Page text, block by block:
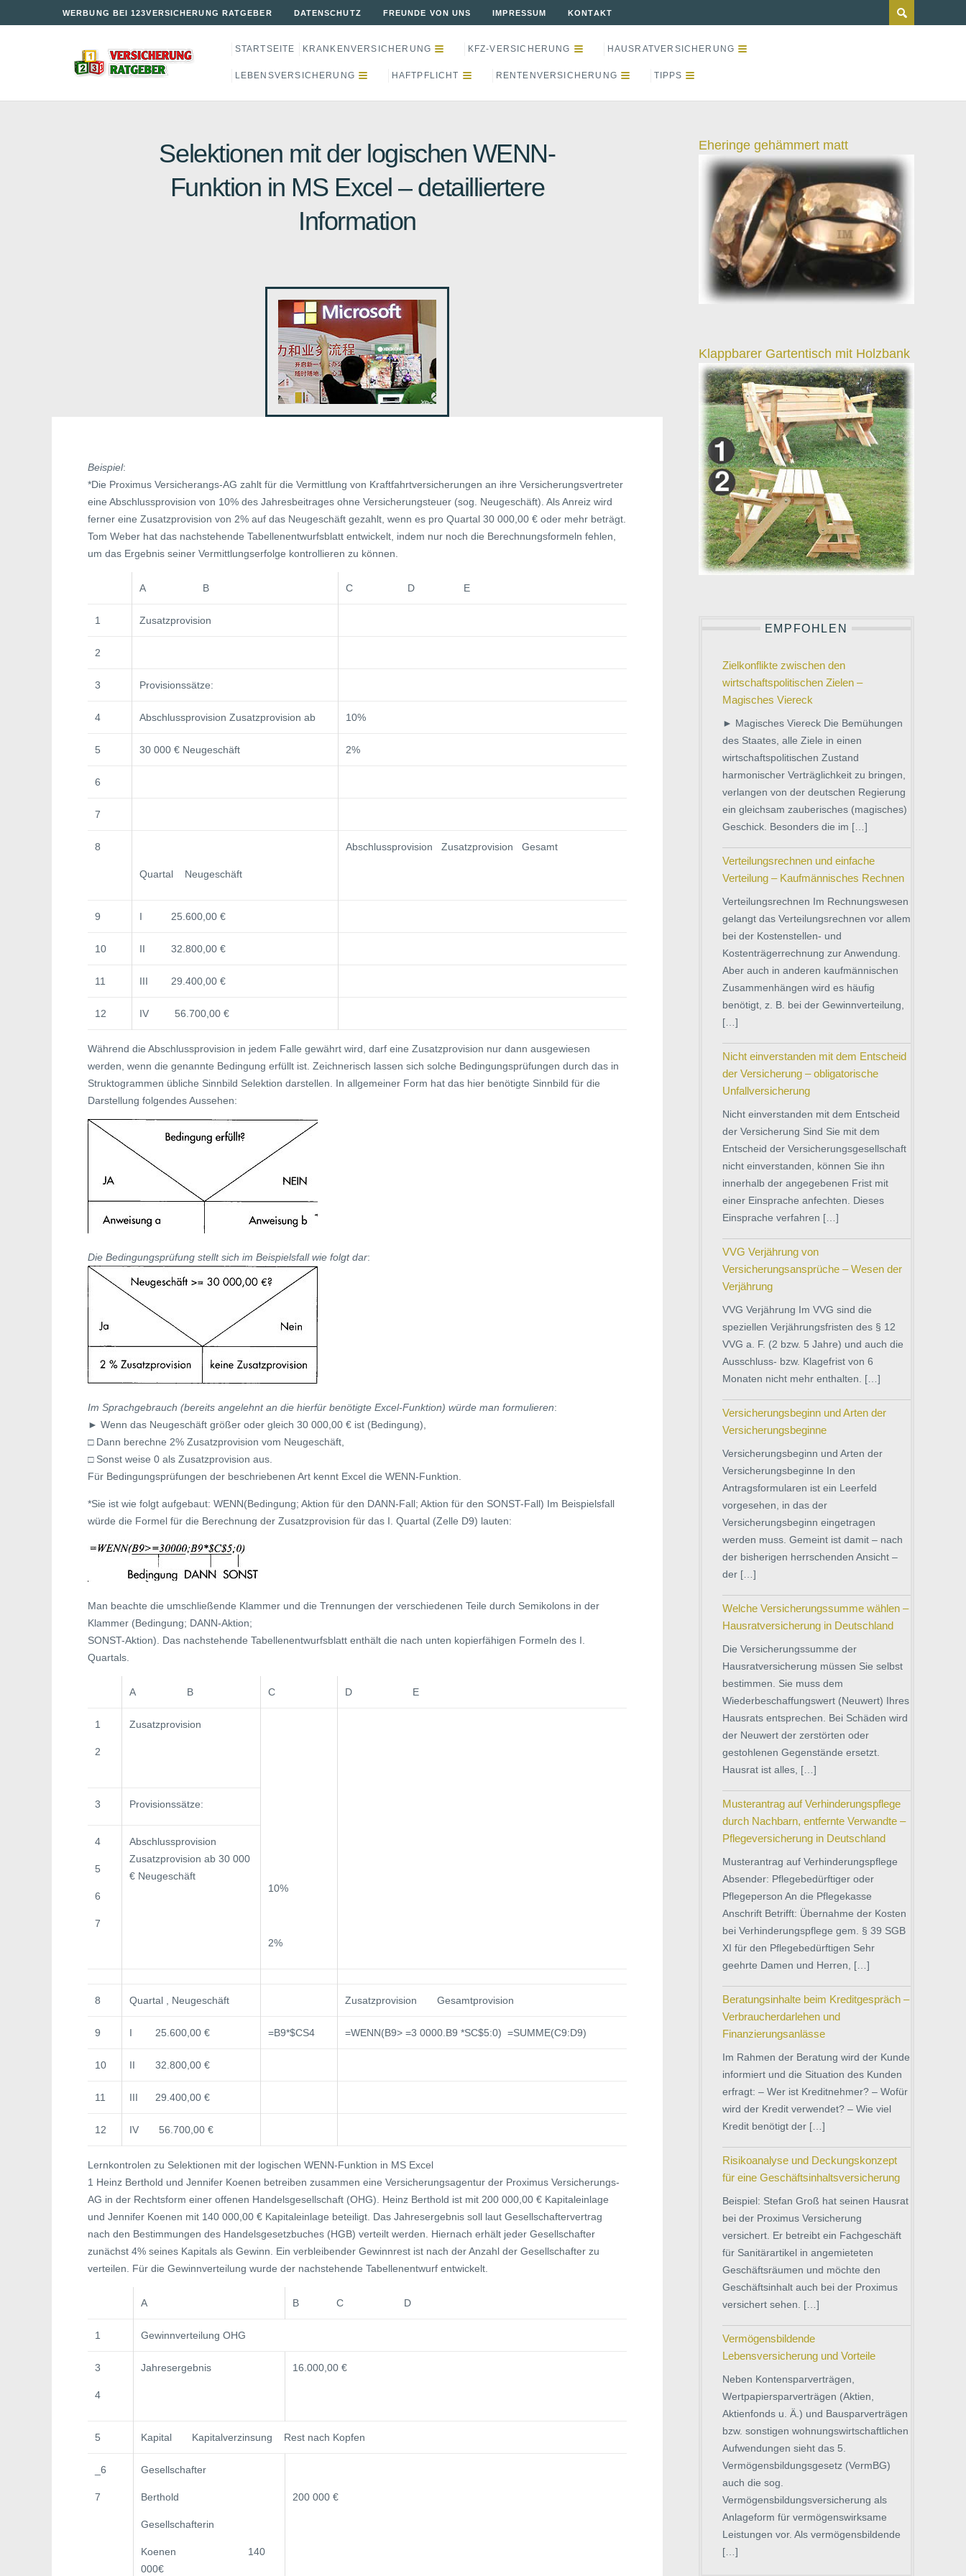
WERBUNG BEI 123VERSICHERUNG RATGEBER DATENSCHUTZ FREUNDE VON UNS IMPRESSUM KONTAKT
STARTSEITE KRANKENVERSICHERUNG KFZ-VERSICHERUNG HAUSRATVERSICHERUNG
LEBENSVERSICHERUNG HAFTPFLICHT RENTENVERSICHERUNG TIPPS
Selektionen mit der logischen WENN-
Funktion in MS Excel – detailliertere
Information
Beispiel:
*Die Proximus Versicherangs-AG zahlt für die Vermittlung von Kraftfahrtversicherungen an ihre Versicherungsvertreter
eine Abschlussprovision von 10% des Jahresbeitrages ohne Versicherungsteuer (sog. Neugeschäft). Als Anreiz wird
ferner eine Zusatzprovision von 2% auf das Neugeschäft gezahlt, wenn es pro Quartal 30 000,00 € oder mehr beträgt.
Tom Weber hat das nachstehende Tabellenentwurfsblatt entwickelt, indem nur noch die Berechnungsformeln fehlen,
um das Ergebnis seiner Vermittlungserfolge kontrollieren zu können.
A B C D E
1 Zusatzprovision
2
3 Provisionssätze:
4 Abschlussprovision Zusatzprovision ab 10%
5 30 000 € Neugeschäft 2%
6
7
8
Quartal Neugeschäft
Abschlussprovision Zusatzprovision Gesamt
9 I 25.600,00 €
10 II 32.800,00 €
11 III 29.400,00 €
12 IV 56.700,00 €
Während die Abschlussprovision in jedem Falle gewährt wird, darf eine Zusatzprovision nur dann ausgewiesen
werden, wenn die genannte Bedingung erfüllt ist. Zeichnerisch lassen sich solche Bedingungsprüfungen durch das in
Struktogrammen übliche Sinnbild Selektion darstellen. In allgemeiner Form hat das hier benötigte Sinnbild für die
Darstellung folgendes Aussehen:
Die Bedingungsprüfung stellt sich im Beispielsfall wie folgt dar:
Im Sprachgebrauch (bereits angelehnt an die hierfür benötigte Excel-Funktion) würde man formulieren:
► Wenn das Neugeschäft größer oder gleich 30 000,00 € ist (Bedingung),
□ Dann berechne 2% Zusatzprovision vom Neugeschäft,
□ Sonst weise 0 als Zusatzprovision aus.
Für Bedingungsprüfungen der beschriebenen Art kennt Excel die WENN-Funktion.
*Sie ist wie folgt aufgebaut: WENN(Bedingung; Aktion für den DANN-Fall; Aktion für den SONST-Fall) Im Beispielsfall
würde die Formel für die Berechnung der Zusatzprovision für das I. Quartal (Zelle D9) lauten:
Man beachte die umschließende Klammer und die Trennungen der verschiedenen Teile durch Semikolons in der
Klammer (Bedingung; DANN-Aktion;
SONST-Aktion). Das nachstehende Tabellenentwurfsblatt enthält die nach unten kopierfähigen Formeln des I.
Quartals.
A B C D E
1
2
Zusatzprovision
10%
2%
3 Provisionssätze:
4
5
6
7
Abschlussprovision
Zusatzprovision ab 30 000
€ Neugeschäft
8 Quartal , Neugeschäft Zusatzprovision Gesamtprovision
9 I 25.600,00 € =B9*$CS4 =WENN(B9> =3 0000.B9 *SC$5:0) =SUMME(C9:D9)
10 II 32.800,00 €
11 III 29.400,00 €
12 IV 56.700,00 €
Lernkontrolen zu Selektionen mit der logischen WENN-Funktion in MS Excel
1 Heinz Berthold und Jennifer Koenen betreiben zusammen eine Versicherungsagentur der Proximus Versicherungs-
AG in der Rechtsform einer offenen Handelsgesellschaft (OHG). Heinz Berthold ist mit 200 000,00 € Kapitaleinlage
und Jennifer Koenen mit 140 000,00 € Kapitaleinlage beteiligt. Das Jahresergebnis soll laut Gesellschaftervertrag
nach den Bestimmungen des Handelsgesetzbuches (HGB) verteilt werden. Hiernach erhält jeder Gesellschafter
zunächst 4% seines Kapitals als Gewinn. Ein verbleibender Gewinnrest ist nach der Anzahl der Gesellschafter zu
verteilen. Für die Gewinnverteilung wurde der nachstehende Tabellenentwurf entwickelt.
A B C D
1 Gewinnverteilung OHG
3
4
Jahresergebnis 16.000,00 €
5 Kapital Kapitalverzinsung Rest nach Kopfen
_6
7
Gesellschafter
Berthold
Gesellschafterin
Koenen 140
000€
200 000 €
Eheringe gehämmert matt
Klappbarer Gartentisch mit Holzbank
EMPFOHLEN
Zielkonflikte zwischen den
wirtschaftspolitischen Zielen –
Magisches Viereck
► Magisches Viereck Die Bemühungen
des Staates, alle Ziele in einen
wirtschaftspolitischen Zustand
harmonischer Verträglichkeit zu bringen,
verlangen von der deutschen Regierung
ein gleichsam zauberisches (magisches)
Geschick. Besonders die im […]
Verteilungsrechnen und einfache
Verteilung – Kaufmännisches Rechnen
Verteilungsrechnen Im Rechnungswesen
gelangt das Verteilungsrechnen vor allem
bei der Kostenstellen- und
Kostenträgerrechnung zur Anwendung.
Aber auch in anderen kaufmännischen
Zusammenhängen wird es häufig
benötigt, z. B. bei der Gewinnverteilung,
[…]
Nicht einverstanden mit dem Entscheid
der Versicherung – obligatorische
Unfallversicherung
Nicht einverstanden mit dem Entscheid
der Versicherung Sind Sie mit dem
Entscheid der Versicherungsgesellschaft
nicht einverstanden, können Sie ihn
innerhalb der angegebenen Frist mit
einer Einsprache anfechten. Dieses
Einsprache verfahren […]
VVG Verjährung von
Versicherungsansprüche – Wesen der
Verjährung
VVG Verjährung Im VVG sind die
speziellen Verjährungsfristen des § 12
VVG a. F. (2 bzw. 5 Jahre) und auch die
Ausschluss- bzw. Klagefrist von 6
Monaten nicht mehr enthalten. […]
Versicherungsbeginn und Arten der
Versicherungsbeginne
Versicherungsbeginn und Arten der
Versicherungsbeginne In den
Antragsformularen ist ein Leerfeld
vorgesehen, in das der
Versicherungsbeginn eingetragen
werden muss. Gemeint ist damit – nach
der bisherigen herrschenden Ansicht –
der […]
Welche Versicherungssumme wählen –
Hausratversicherung in Deutschland
Die Versicherungssumme der
Hausratversicherung müssen Sie selbst
bestimmen. Sie muss dem
Wiederbeschaffungswert (Neuwert) Ihres
Hausrats entsprechen. Bei Schäden wird
der Neuwert der zerstörten oder
gestohlenen Gegenstände ersetzt.
Hausrat ist alles, […]
Musterantrag auf Verhinderungspflege
durch Nachbarn, entfernte Verwandte –
Pflegeversicherung in Deutschland
Musterantrag auf Verhinderungspflege
Absender: Pflegebedürftiger oder
Pflegeperson An die Pflegekasse
Anschrift Betrifft: Übernahme der Kosten
bei Verhinderungspflege gem. § 39 SGB
XI für den Pflegebedürftigen Sehr
geehrte Damen und Herren, […]
Beratungsinhalte beim Kreditgespräch –
Verbraucherdarlehen und
Finanzierungsanlässe
Im Rahmen der Beratung wird der Kunde
informiert und die Situation des Kunden
erfragt: – Wer ist Kreditnehmer? – Wofür
wird der Kredit verwendet? – Wie viel
Kredit benötigt der […]
Risikoanalyse und Deckungskonzept
für eine Geschäftsinhaltsversicherung
Beispiel: Stefan Groß hat seinen Hausrat
bei der Proximus Versicherung
versichert. Er betreibt ein Fachgeschäft
für Sanitärartikel in angemieteten
Geschäftsräumen und möchte den
Geschäftsinhalt auch bei der Proximus
versichert sehen. […]
Vermögensbildende
Lebensversicherung und Vorteile
Neben Kontensparverträgen,
Wertpapiersparverträgen (Aktien,
Aktienfonds u. Ä.) und Bausparverträgen
bzw. sonstigen wohnungswirtschaftlichen
Aufwendungen sieht das 5.
Vermögensbildungsgesetz (VermBG)
auch die sog.
Vermögensbildungsversicherung als
Anlageform für vermögenswirksame
Leistungen vor. Als vermögensbildende
[…]